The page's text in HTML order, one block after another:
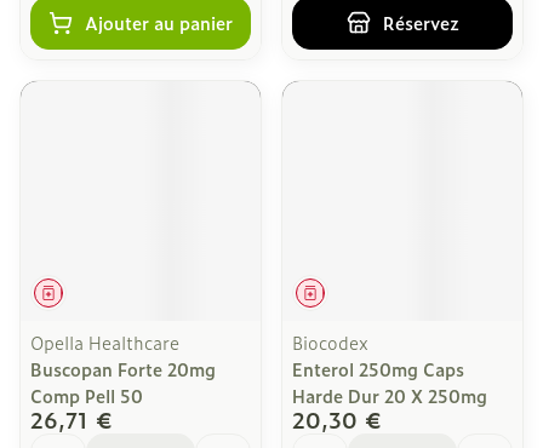
Ajouter au panier Réservez
Médicament
Opella Healthcare
Buscopan Forte 20mg
Comp Pell 50
26,71 €
Médicament
Biocodex
Enterol 250mg Caps
Harde Dur 20 X 250mg
20,30 €